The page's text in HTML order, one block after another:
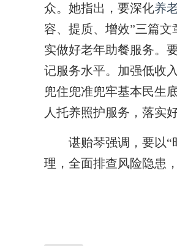
众。她指出，要深化养
容、提质、增效”三篇
实做好老年助餐服务。
记服务水平。加强低收
兜住兜准兜牢基本民生
人托养照护服务，落实
谌贻琴强调，要以“时
理，全面排查风险隐患